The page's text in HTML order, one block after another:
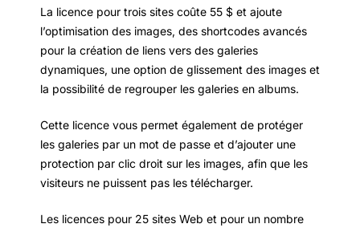
La licence pour trois sites coûte 55 $ et ajoute
l’optimisation des images, des shortcodes avancés
pour la création de liens vers des galeries
dynamiques, une option de glissement des images et
la possibilité de regrouper les galeries en albums.
Cette licence vous permet également de protéger
les galeries par un mot de passe et d’ajouter une
protection par clic droit sur les images, afin que les
visiteurs ne puissent pas les télécharger.
Les licences pour 25 sites Web et pour un nombre